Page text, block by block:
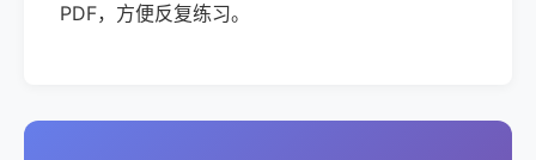
PDF，方便反复练习。